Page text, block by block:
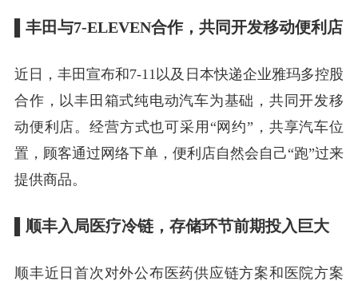
丰田与7-ELEVEN合作，共同开发移动便利店
近日，丰田宣布和7-11以及日本快递企业雅玛多控股
合作，以丰田箱式纯电动汽车为基础，共同开发移
动便利店。经营方式也可采用“网约”，共享汽车位
置，顾客通过网络下单，便利店自然会自己“跑”过来
提供商品。
▌顺丰入局医疗冷链，存储环节前期投入巨大
顺丰近日首次对外公布医药供应链方案和医院方案